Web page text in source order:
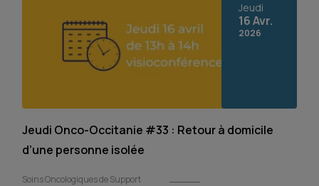
Jeudi
16 Avr.
2026
Jeudi Onco-Occitanie #33 : Retour à domicile
d’une personne isolée
Soins Oncologiques de Support